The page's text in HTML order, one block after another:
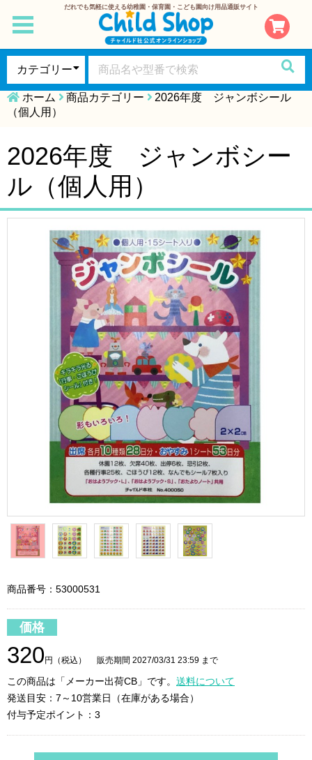
だれでも気軽に使える幼稚園・保育園・こども園向け用品通販サイト
toggle
navigation
ホーム 商品カテゴリー
2026年度 ジャンボシール
（個人用）
2026年度 ジャンボシー
ル（個人用）
商品番号：53000531
価格
320 円（税込） 販売期間 2027/03/31 23:59 まで
この商品は「メーカー出荷CB」です。 送料について
発送目安：7～10営業日（在庫がある場合）
付与予定ポイント：3